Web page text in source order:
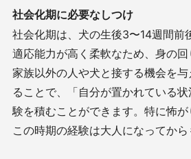
社会化期に必要なしつけ
社会化期は、犬の生後3〜14週間前
適応能力が高く柔軟なため、身の回
家族以外の人や犬と接する機会を
ることで、「自分が置かれている
験を積むことができます。特に怖が
この時期の経験は大人になってから